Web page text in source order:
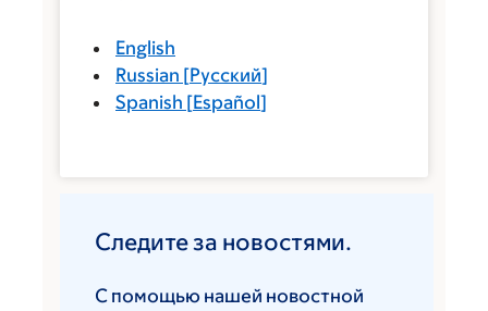
English
Russian [Русский]
Spanish [Español]
Следите за новостями.
С помощью нашей новостной